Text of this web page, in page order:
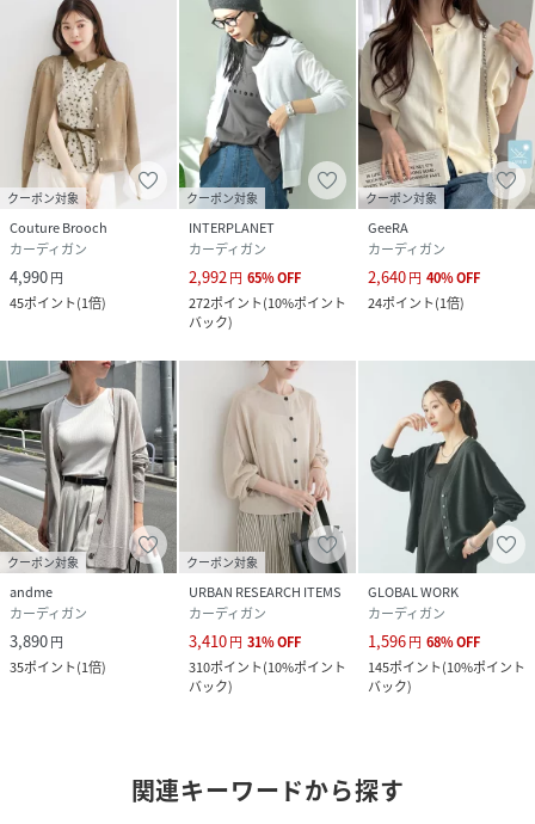
クーポン対象
Couture Brooch
カーディガン
4,990円
45ポイント(1倍)
クーポン対象
INTERPLANET
カーディガン
2,992円 65%OFF
272ポイント(10%ポイント
バック)
クーポン対象
GeeRA
カーディガン
2,640円 40%OFF
24ポイント(1倍)
クーポン対象
andme
カーディガン
3,890円
35ポイント(1倍)
クーポン対象
URBAN RESEARCH ITEMS
カーディガン
3,410円 31%OFF
310ポイント(10%ポイント
バック)
GLOBAL WORK
カーディガン
1,596円 68%OFF
145ポイント(10%ポイント
バック)
関連キーワードから探す